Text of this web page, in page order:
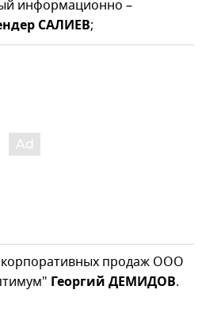
информационно –
САЛИЕВ;
продаж ООО
Георгий ДЕМИДОВ.